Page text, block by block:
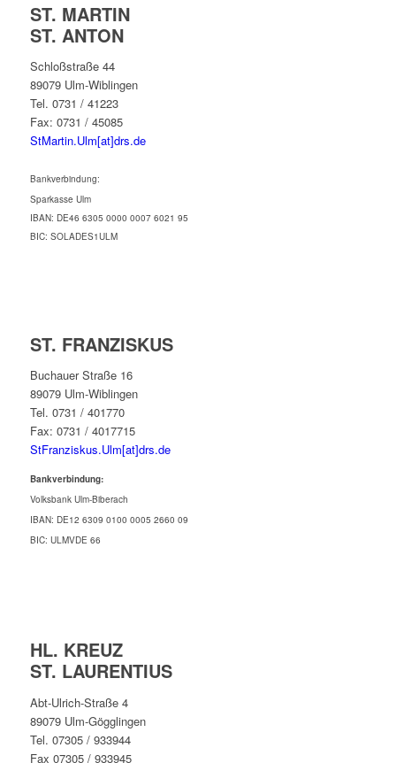
ST. MARTIN
ST. ANTON
Schloßstraße 44
89079 Ulm-Wiblingen
Tel. 0731 / 41223
Fax: 0731 / 45085
StMartin.Ulm[at]drs.de
Bankverbindung:
Sparkasse Ulm
IBAN: DE46 6305 0000 0007 6021 95
BIC: SOLADES1ULM
ST. FRANZISKUS
Buchauer Straße 16
89079 Ulm-Wiblingen
Tel. 0731 / 401770
Fax: 0731 / 4017715
StFranziskus.Ulm[at]drs.de
Bankverbindung:
Volksbank Ulm-Biberach
IBAN: DE12 6309 0100 0005 2660 09
BIC: ULMVDE 66
HL. KREUZ
ST. LAURENTIUS
Abt-Ulrich-Straße 4
89079 Ulm-Gögglingen
Tel. 07305 / 933944
Fax 07305 / 933945